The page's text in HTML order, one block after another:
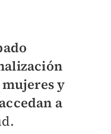
y
a